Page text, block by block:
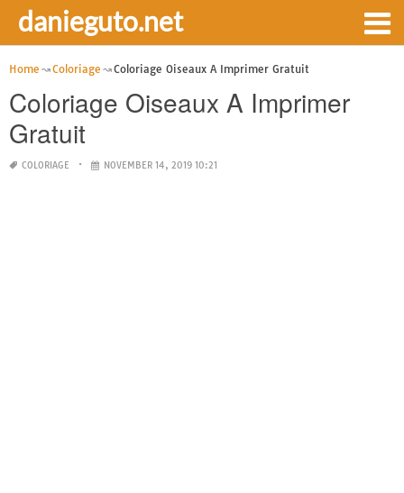
danieguto.net
Home Coloriage Coloriage Oiseaux A Imprimer Gratuit
Coloriage Oiseaux A Imprimer
Gratuit
COLORIAGE NOVEMBER 14, 2019 10:21